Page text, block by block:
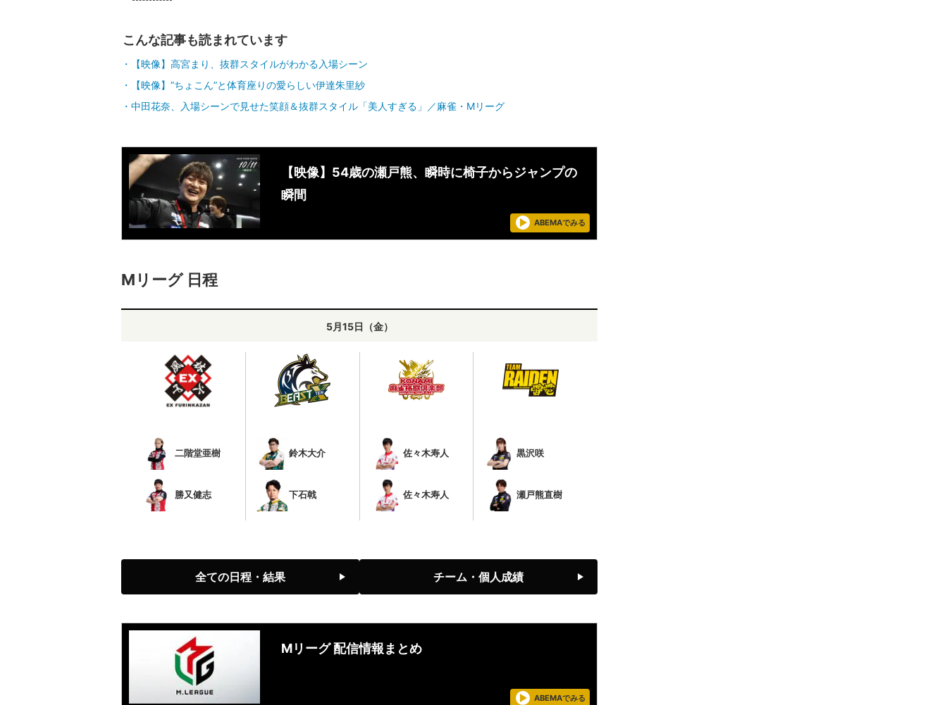
こんな記事も読まれています
【映像】高宮まり、抜群スタイルがわかる入場シーン
【映像】“ちょこん”と体育座りの愛らしい伊達朱里紗
中田花奈、入場シーンで見せた笑顔＆抜群スタイル「美人すぎる」／麻雀・Mリーグ
【映像】54歳の瀬戸熊、瞬時に椅子からジャンプの
瞬間
ABEMAでみる
Mリーグ 日程
5月15日（金）
二階堂亜樹
勝又健志
鈴木大介
下石戟
佐々木寿人
佐々木寿人
黒沢咲
瀬戸熊直樹
全ての日程・結果 チーム・個人成績
Mリーグ 配信情報まとめ
ABEMAでみる